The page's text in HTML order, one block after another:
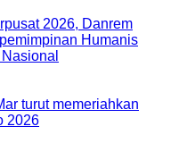
2026, Danrem
Humanis
turut memeriahkan
2026